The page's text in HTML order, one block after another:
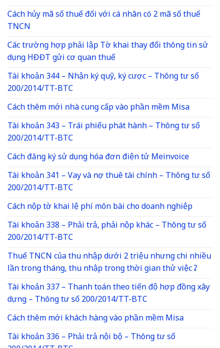
Cách hủy mã số thuế đối với cá nhân có 2 mã số thuế
TNCN
Các trường hợp phải lập Tờ khai thay đổi thông tin sử
dụng HĐĐT gửi cơ quan thuế
Tài khoản 344 – Nhận ký quỹ, ký cược – Thông tư số
200/2014/TT-BTC
Cách thêm mới nhà cung cấp vào phần mềm Misa
Tài khoản 343 – Trái phiếu phát hành – Thông tư số
200/2014/TT-BTC
Cách đăng ký sử dụng hóa đơn điện tử Meinvoice
Tài khoản 341 – Vay và nợ thuê tài chính – Thông tư số
200/2014/TT-BTC
Cách nộp tờ khai lệ phí môn bài cho doanh nghiệp
Tài khoản 338 – Phải trả, phải nộp khác – Thông tư số
200/2014/TT-BTC
Thuế TNCN của thu nhập dưới 2 triệu nhưng chi nhiều
lần trong tháng, thu nhập trong thời gian thử việc ?
Tài khoản 337 – Thanh toán theo tiến độ hợp đồng xây
dựng – Thông tư số 200/2014/TT-BTC
Cách thêm mới khách hàng vào phần mềm Misa
Tài khoản 336 – Phải trả nội bộ – Thông tư số